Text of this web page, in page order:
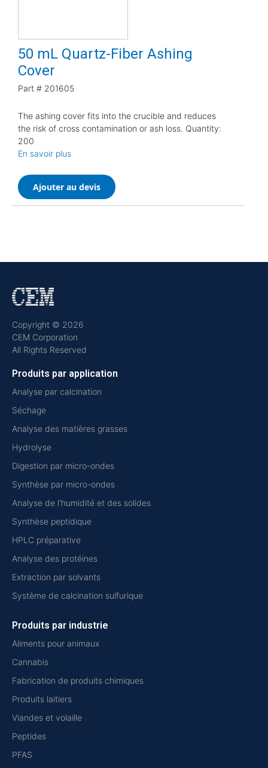
50 mL Quartz-Fiber Ashing
Cover
Part # 201605
The ashing cover fits into the crucible and reduces
the risk of cross contamination or ash loss. Quantity:
200
En savoir plus
Ajouter au devis
Copyright © 2026
CEM Corporation
All Rights Reserved
Produits par application
Analyse par calcination
Séchage
Analyse des matières grasses
Hydrolyse
Digestion par micro-ondes
Synthèse par micro-ondes
Analyse de l'humidité et des solides
Synthèse peptidique
HPLC préparative
Analyse des protéines
Extraction par solvants
Système de calcination sulfurique
Produits par industrie
Aliments pour animaux
Cannabis
Fabrication de produits chimiques
Produits laitiers
Viandes et volaille
Peptides
PFAS